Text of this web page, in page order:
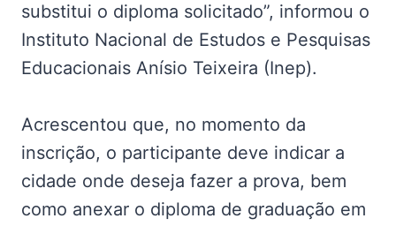
substitui o diploma solicitado”, informou o
Instituto Nacional de Estudos e Pesquisas
Educacionais Anísio Teixeira (Inep).
Acrescentou que, no momento da
inscrição, o participante deve indicar a
cidade onde deseja fazer a prova, bem
como anexar o diploma de graduação em